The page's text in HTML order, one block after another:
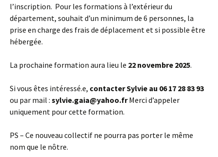
l’inscription. Pour les formations à l’extérieur du
département, souhait d’un minimum de 6 personnes, la
prise en charge des frais de déplacement et si possible être
hébergée.
La prochaine formation aura lieu le 22 novembre 2025.
Si vous êtes intéressé.e, contacter Sylvie au 06 17 28 83 93
ou par mail : sylvie.gaia@yahoo.frMerci d’appeler
uniquement pour cette formation.
PS – Ce nouveau collectif ne pourra pas porter le même
nom que le nôtre.